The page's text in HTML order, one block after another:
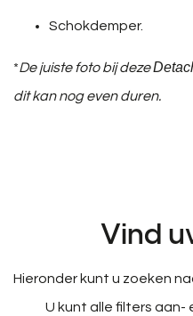
Schokdemper.
*De juiste foto bij deze
dit kan nog even duren.
Vind
Hieronder kunt u zoeken
U kunt alle filters aan-